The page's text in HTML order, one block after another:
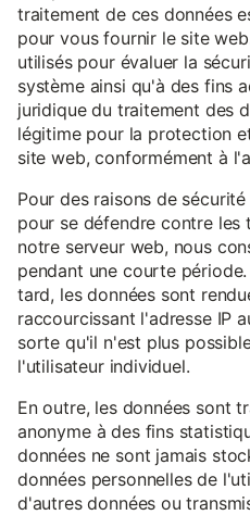
traitement de ces données
pour vous fournir le site
utilisés pour évaluer la
système ainsi qu'à des fins
juridique du traitement des
légitime pour la protection
site web, conformément à
Pour des raisons de
pour se défendre contre
notre serveur web, nous
pendant une courte
tard, les données sont
raccourcissant l'adresse IP
sorte qu'il n'est plus
l'utilisateur individuel.
En outre, les données sont
anonyme à des fins
données ne sont jamais
données personnelles de
d'autres données ou